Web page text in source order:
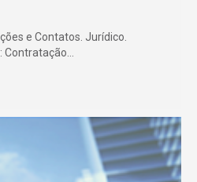
e Contatos. Jurídico.